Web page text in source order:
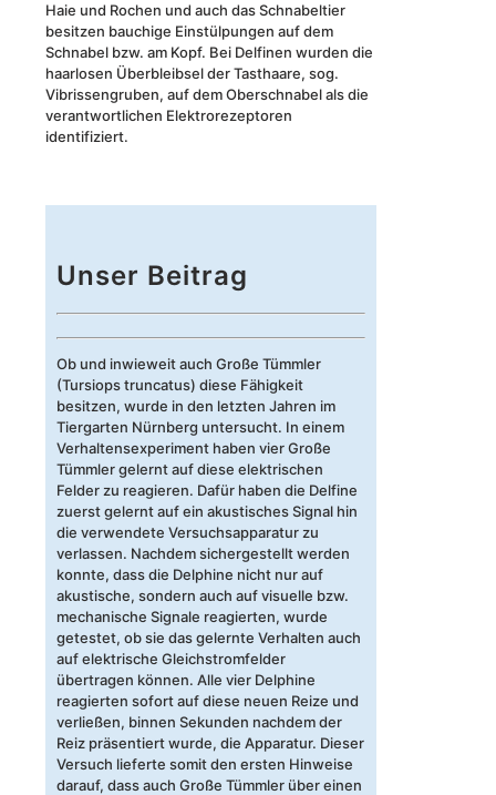
Haie und Rochen und auch das Schnabeltier
besitzen bauchige Einstülpungen auf dem
Schnabel bzw. am Kopf. Bei Delfinen wurden die
haarlosen Überbleibsel der Tasthaare, sog.
Vibrissengruben, auf dem Oberschnabel als die
verantwortlichen Elektrorezeptoren
identifiziert.
Unser Beitrag
Ob und inwieweit auch Große Tümmler
(Tursiops truncatus) diese Fähigkeit
besitzen, wurde in den letzten Jahren im
Tiergarten Nürnberg untersucht. In einem
Verhaltensexperiment haben vier Große
Tümmler gelernt auf diese elektrischen
Felder zu reagieren. Dafür haben die Delfine
zuerst gelernt auf ein akustisches Signal hin
die verwendete Versuchsapparatur zu
verlassen. Nachdem sichergestellt werden
konnte, dass die Delphine nicht nur auf
akustische, sondern auch auf visuelle bzw.
mechanische Signale reagierten, wurde
getestet, ob sie das gelernte Verhalten auch
auf elektrische Gleichstromfelder
übertragen können. Alle vier Delphine
reagierten sofort auf diese neuen Reize und
verließen, binnen Sekunden nachdem der
Reiz präsentiert wurde, die Apparatur. Dieser
Versuch lieferte somit den ersten Hinweise
darauf, dass auch Große Tümmler über einen